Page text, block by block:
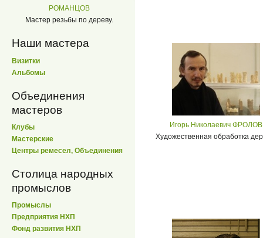
РОМАНЦОВ
Мастер резьбы по дереву.
Наши мастера
Визитки
Альбомы
Объединения
мастеров
Клубы
Мастерские
Центры ремесел, Объединения
Столица народных
промыслов
Промыслы
Предприятия НХП
Фонд развития НХП
Игорь Николаевич ФРОЛОВ
Художественная обработка